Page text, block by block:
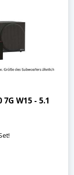
W15 - 5.1